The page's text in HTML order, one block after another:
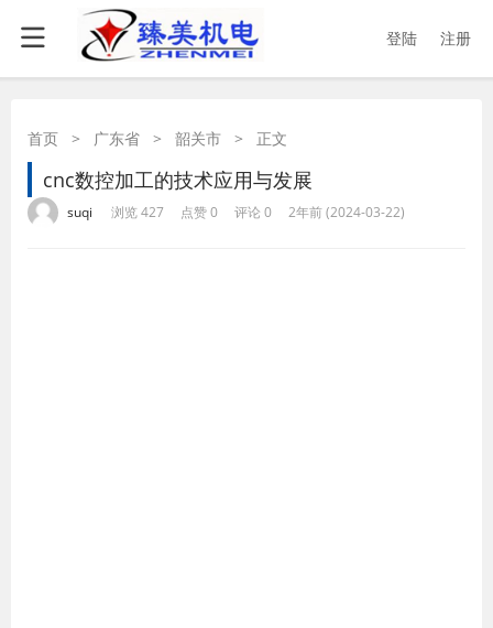
登陆 注册
首页 > 广东省 > 韶关市 > 正文
cnc数控加工的技术应用与发展
suqi 浏览 427 点赞 0 评论 0 2年前 (2024-03-22)